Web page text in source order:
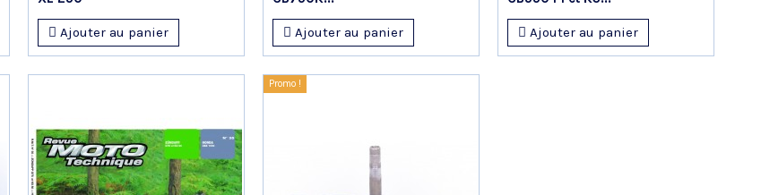
Ajouter au panier Ajouter au panier Ajouter au panier
Promo !